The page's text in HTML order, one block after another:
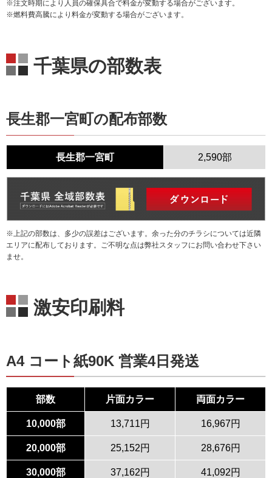
※注文時期により人員の確保具合で料金が変動する場合がございます。
※燃料費高騰により料金が変動する場合がございます。
千葉県の部数表
長生郡一宮町の配布部数
長生郡一宮町 2,590部
※上記の部数は、多少の誤差はございます。余った分のチラシについては近隣
エリアに配布しております。ご不明な点は弊社スタッフにお問い合わせ下さい
ませ。
激安印刷料
A4 コート紙90K 営業4日発送
部数 片面カラー 両面カラー
10,000部 13,711円 16,967円
20,000部 25,152円 28,676円
30,000部 37,162円 41,092円